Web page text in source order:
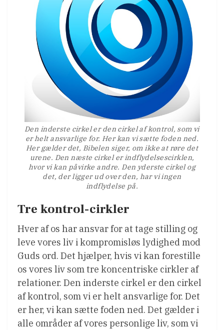
Den inderste cirkel er den cirkel af kontrol, som vi
er helt ansvarlige for. Her kan vi sætte foden ned.
Her gælder det, Bibelen siger, om ikke at røre det
urene. Den næste cirkel er indflydelsescirklen,
hvor vi kan påvirke andre. Den yderste cirkel og
det, der ligger ud over den, har vi ingen
indflydelse på.
Tre kontrol-cirkler
Hver af os har ansvar for at tage stilling og
leve vores liv i kompromisløs lydighed mod
Guds ord. Det hjælper, hvis vi kan forestille
os vores liv som tre koncentriske cirkler af
relationer. Den inderste cirkel er den cirkel
af kontrol, som vi er helt ansvarlige for. Det
er her, vi kan sætte foden ned. Det gælder i
alle områder af vores personlige liv, som vi